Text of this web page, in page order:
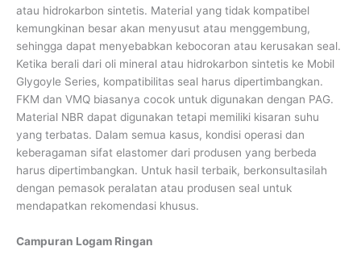
atau hidrokarbon sintetis. Material yang tidak kompatibel
kemungkinan besar akan menyusut atau menggembung,
sehingga dapat menyebabkan kebocoran atau kerusakan seal.
Ketika berali dari oli mineral atau hidrokarbon sintetis ke Mobil
Glygoyle Series, kompatibilitas seal harus dipertimbangkan.
FKM dan VMQ biasanya cocok untuk digunakan dengan PAG.
Material NBR dapat digunakan tetapi memiliki kisaran suhu
yang terbatas. Dalam semua kasus, kondisi operasi dan
keberagaman sifat elastomer dari produsen yang berbeda
harus dipertimbangkan. Untuk hasil terbaik, berkonsultasilah
dengan pemasok peralatan atau produsen seal untuk
mendapatkan rekomendasi khusus.
Campuran Logam Ringan